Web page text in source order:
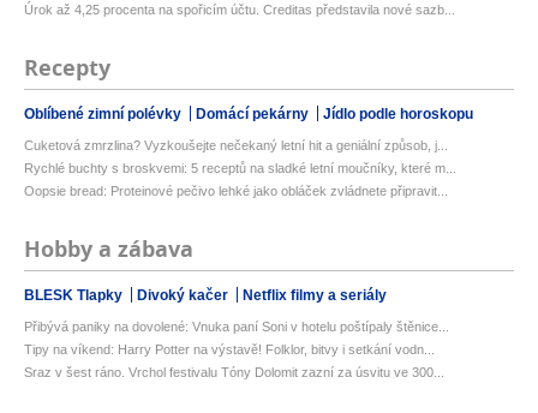
Úrok až 4,25 procenta na spořicím účtu. Creditas představila nové sazb...
Recepty
Oblíbené zimní polévky Domácí pekárny Jídlo podle horoskopu
Cuketová zmrzlina? Vyzkoušejte nečekaný letní hit a geniální způsob, j...
Rychlé buchty s broskvemi: 5 receptů na sladké letní moučníky, které m...
Oopsie bread: Proteinové pečivo lehké jako obláček zvládnete připravit...
Hobby a zábava
BLESK Tlapky Divoký kačer Netflix filmy a seriály
Přibývá paniky na dovolené: Vnuka paní Soni v hotelu poštípaly štěnice...
Tipy na víkend: Harry Potter na výstavě! Folklor, bitvy i setkání vodn...
Sraz v šest ráno. Vrchol festivalu Tóny Dolomit zazní za úsvitu ve 300...